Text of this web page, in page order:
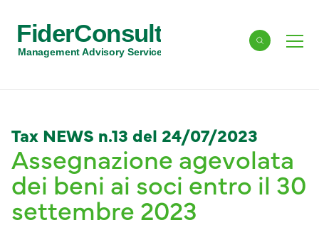
FiderConsult
Management Advisory Services Cerca
Tax NEWS n.13 del 24/07/2023
Assegnazione agevolata
dei beni ai soci entro il 30
settembre 2023